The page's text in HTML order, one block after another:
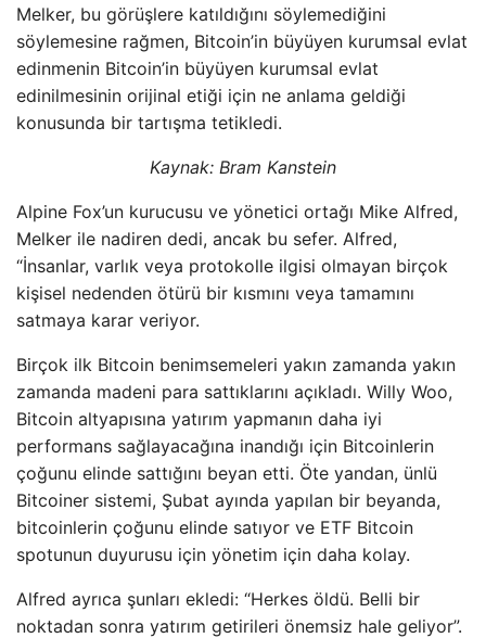
Melker, bu görüşlere katıldığını söylemediğini
söylemesine rağmen, Bitcoin’in büyüyen kurumsal evlat
edinmenin Bitcoin’in büyüyen kurumsal evlat
edinilmesinin orijinal etiği için ne anlama geldiği
konusunda bir tartışma tetikledi.
Kaynak: Bram Kanstein
Alpine Fox’un kurucusu ve yönetici ortağı Mike Alfred,
Melker ile nadiren dedi, ancak bu sefer. Alfred,
“İnsanlar, varlık veya protokolle ilgisi olmayan birçok
kişisel nedenden ötürü bir kısmını veya tamamını
satmaya karar veriyor.
Birçok ilk Bitcoin benimsemeleri yakın zamanda yakın
zamanda madeni para sattıklarını açıkladı. Willy Woo,
Bitcoin altyapısına yatırım yapmanın daha iyi
performans sağlayacağına inandığı için Bitcoinlerin
çoğunu elinde sattığını beyan etti. Öte yandan, ünlü
Bitcoiner sistemi, Şubat ayında yapılan bir beyanda,
bitcoinlerin çoğunu elinde satıyor ve ETF Bitcoin
spotunun duyurusu için yönetim için daha kolay.
Alfred ayrıca şunları ekledi: “Herkes öldü. Belli bir
noktadan sonra yatırım getirileri önemsiz hale geliyor”.